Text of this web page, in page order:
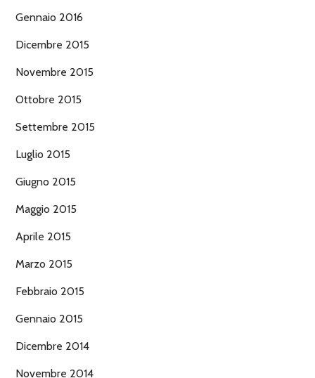
Gennaio 2016
Dicembre 2015
Novembre 2015
Ottobre 2015
Settembre 2015
Luglio 2015
Giugno 2015
Maggio 2015
Aprile 2015
Marzo 2015
Febbraio 2015
Gennaio 2015
Dicembre 2014
Novembre 2014